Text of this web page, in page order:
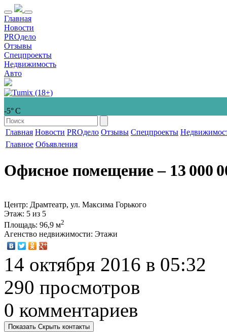
Главная
Новости
PROдело
Отзывы
Спецпроекты
Недвижимость
Авто
-5° С
Главная Новости PROдело Отзывы Спецпроекты
Главное Объявления
Офисное помещение‒ 13 000
Центр: Драмтеатр, ул. Максима Горького
Этаж: 5 из 5
Площадь: 96,9 м2
Агенство недвижимости: Этажи
14 октября 2016 в 05:32
290 просмотров
0 комментариев
Показать Скрыть контакты